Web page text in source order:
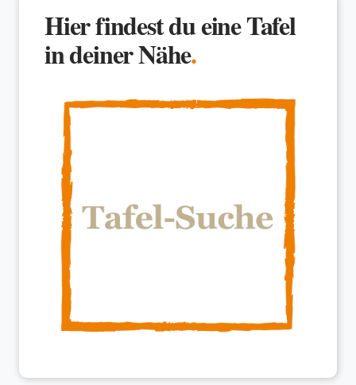
Hier findest du eine Tafel
in deiner Nähe.